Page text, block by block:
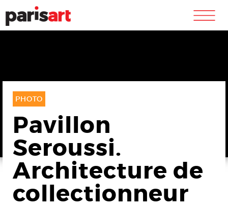
m
PHOTO
Pavillon
Seroussi.
Architecture de
collectionneur